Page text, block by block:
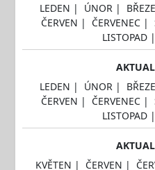
LEDEN | ÚNOR |
ČERVEN | ČERVENEC |
LISTOPAD |
LEDEN | ÚNOR |
ČERVEN | ČERVENEC |
LISTOPAD |
KVĚTEN | ČERVEN |